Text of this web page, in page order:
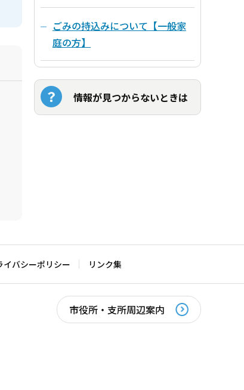
ごみの持込みについて【一般家
庭の方】
情報が見つからないときは
イバシーポリシー リンク集
市役所・支所周辺案内